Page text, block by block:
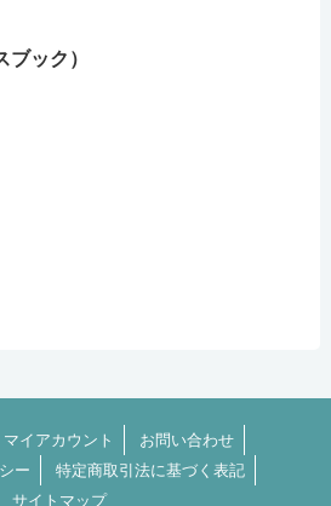
ック）
マイアカウント
お問い合わせ
ー
特定商取引法に基づく表記
サイトマップ